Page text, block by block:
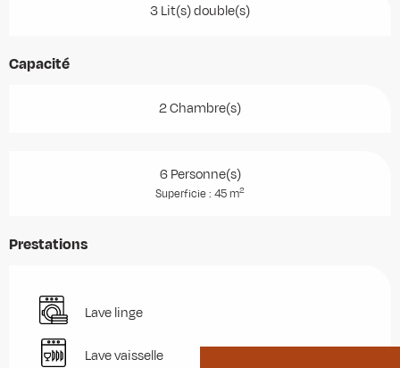
3 Lit(s) double(s)
Capacité
2 Chambre(s)
6 Personne(s)
Superficie : 45 m2
Prestations
Lave linge
Lave vaisselle